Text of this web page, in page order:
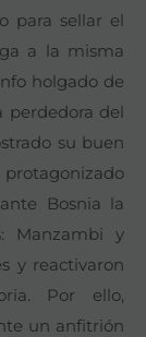
para sellar el
a la misma
holgado de
perdedora del
su buen
Bosnia la
Manzambi y
y reactivaron
Por ello,
un anfitrión